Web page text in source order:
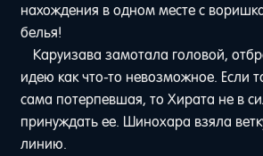
нахождения в одном месте с
белья!
Каруизава замотала головой,
идею как что-то невозможное. Если
сама потерпевшая, то Хирата не в
принуждать ее. Шинохара взяла
линию.